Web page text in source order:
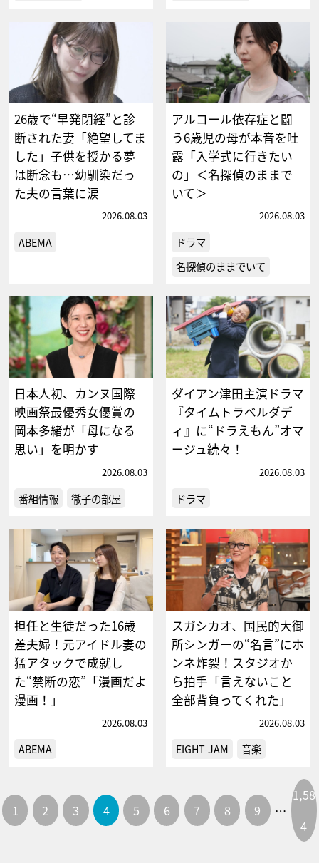
26歳で“早発閉経”と診
断された妻「絶望してま
した」子供を授かる夢
は断念も…幼馴染だっ
た夫の言葉に涙
2026.08.03
ABEMA
アルコール依存症と闘
う6歳児の母が本音を吐
露「入学式に行きたい
の」＜名探偵のままで
いて＞
2026.08.03
ドラマ
名探偵のままでいて
日本人初、カンヌ国際
映画祭最優秀女優賞の
岡本多緒が「母になる
思い」を明かす
2026.08.03
番組情報 徹子の部屋
ダイアン津田主演ドラマ
『タイムトラベルダデ
ィ』に“ドラえもん”オマ
ージュ続々！
2026.08.03
ドラマ
担任と生徒だった16歳
差夫婦！元アイドル妻の
猛アタックで成就し
た“禁断の恋”「漫画だよ
漫画！」
2026.08.03
ABEMA
スガシカオ、国民的大御
所シンガーの“名言”にホ
ンネ炸裂！スタジオか
ら拍手「言えないこと
全部背負ってくれた」
2026.08.03
EIGHT-JAM 音楽
1 2 3 4 5 6 7 8 9 …
1,58
4